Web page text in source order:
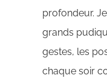
profondeur.
grands
gestes, les
chaque soir